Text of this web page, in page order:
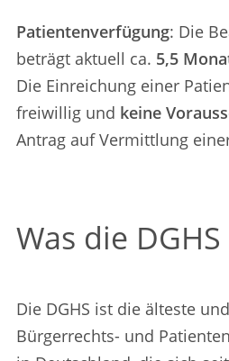
Patientenverfügung: Die
beträgt aktuell ca. 5,5
Die Einreichung einer
freiwillig und keine
Antrag auf Vermittlung
Was die
Die DGHS ist die älteste
Bürgerrechts- und